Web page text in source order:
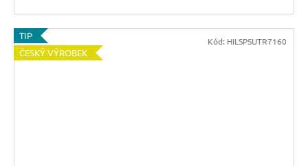
TIP
ČESKÝ VÝROBEK
Kód: HILSPSUTR7160